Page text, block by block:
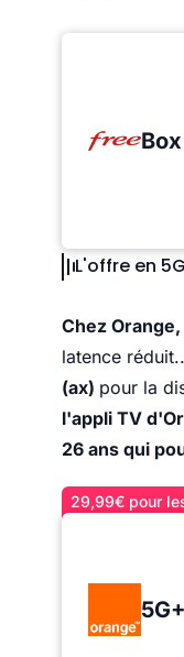
L'offre en
Chez Orange,
latence
(ax) pour la
l'appli TV
26 ans qui
29,99€ pour